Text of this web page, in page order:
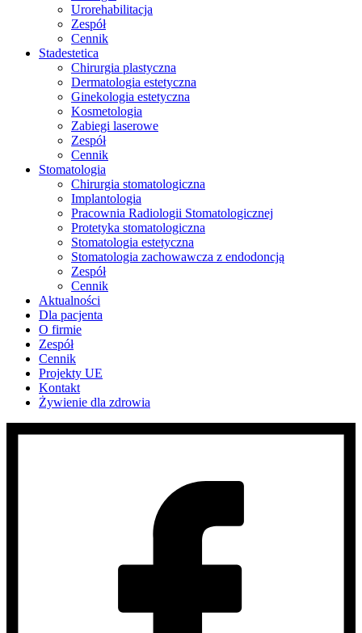
Urorehabilitacja
Zespół
Cennik
Stadestetica
Chirurgia plastyczna
Dermatologia estetyczna
Ginekologia estetyczna
Kosmetologia
Zabiegi laserowe
Zespół
Cennik
Stomatologia
Chirurgia stomatologiczna
Implantologia
Pracownia Radiologii Stomatologicznej
Protetyka stomatologiczna
Stomatologia estetyczna
Stomatologia zachowawcza z endodoncją
Zespół
Cennik
Aktualności
Dla pacjenta
O firmie
Zespół
Cennik
Projekty UE
Kontakt
Żywienie dla zdrowia